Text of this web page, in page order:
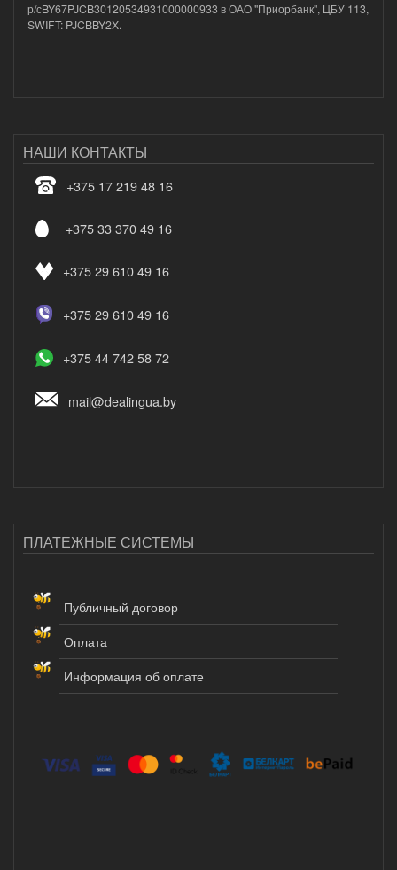
р/сBY67PJCB30120534931000000933 в ОАО "Приорбанк", ЦБУ 113,
SWIFT: PJCBBY2X.
НАШИ КОНТАКТЫ
+375 17 219 48 16
+375 33 370 49 16
+375 29 610 49 16
+375 29 610 49 16
+375 44 742 58 72
mail@dealingua.by
ПЛАТЕЖНЫЕ СИСТЕМЫ
Публичный договор
Оплата
Информация об оплате